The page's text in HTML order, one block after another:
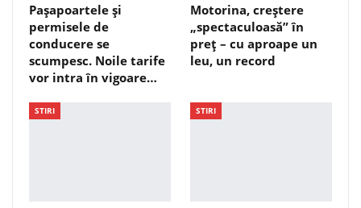
Pașapoartele și
permisele de
conducere se
scumpesc. Noile tarife
vor intra în vigoare…
Motorina, creștere
„spectaculoasă” în
preț – cu aproape un
leu, un record
STIRI STIRI